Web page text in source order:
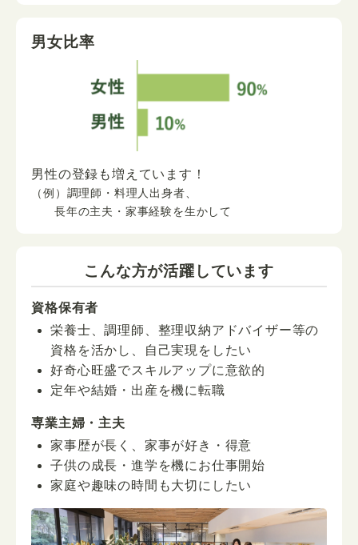
男女比率
男性の登録も増えています！
（例）調理師・料理人出身者、
長年の主夫・家事経験を生かして
こんな方が活躍しています
資格保有者
栄養士、調理師、整理収納アドバイザー等の
資格を活かし、自己実現をしたい
好奇心旺盛でスキルアップに意欲的
定年や結婚・出産を機に転職
専業主婦・主夫
家事歴が長く、家事が好き・得意
子供の成長・進学を機にお仕事開始
家庭や趣味の時間も大切にしたい